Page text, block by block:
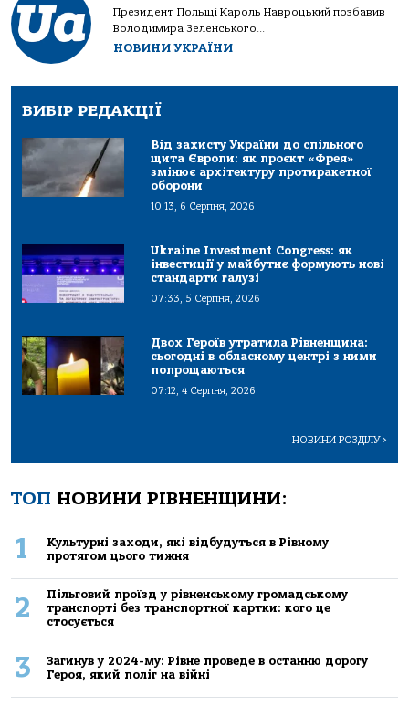
Президент Польщі Кароль Навроцький позбавив
Володимира Зеленського...
НОВИНИ УКРАЇНИ
ВИБІР РЕДАКЦІЇ
Від захисту України до спільного
щита Європи: як проєкт «Фрея»
змінює архітектуру протиракетної
оборони
10:13, 6 Серпня, 2026
Ukraine Investment Congress: як
інвестиції у майбутнє формують нові
стандарти галузі
07:33, 5 Серпня, 2026
Двох Героїв утратила Рівненщина:
сьогодні в обласному центрі з ними
попрощаються
07:12, 4 Серпня, 2026
НОВИНИ РОЗДІЛУ>
ТОП НОВИНИ РІВНЕНЩИНИ:
1
Культурні заходи, які відбудуться в Рівному
протягом цього тижня
2
Пільговий проїзд у рівненському громадському
транспорті без транспортної картки: кого це
стосується
3
Загинув у 2024-му: Рівне проведе в останню дорогу
Героя, який поліг на війні